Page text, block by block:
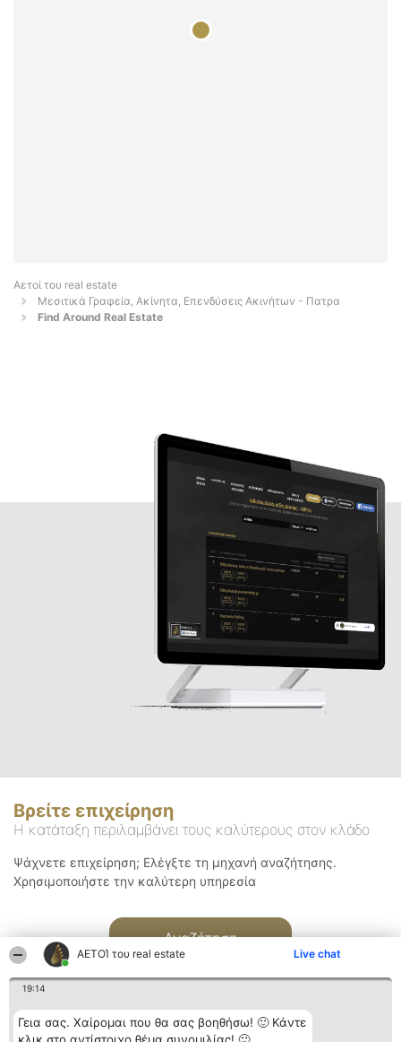
ΑΕΤΟΊ του real estate Live chat
19:14
Γεια σας. Χαίρομαι που θα σας βοηθήσω! 🙂 Κάντε
Αετοί του real estate
Μεσιτικά Γραφεία, Ακίνητα, Επενδύσεις Ακινήτων - Πατρα
Find Around Real Estate
Βρείτε επιχείρηση
Η κατάταξη περιλαμβάνει τους καλύτερους στον κλάδο
Ψάχνετε επιχείρηση; Ελέγξτε τη μηχανή αναζήτησης.
Χρησιμοποιήστε την καλύτερη υπηρεσία
Αναζήτηση